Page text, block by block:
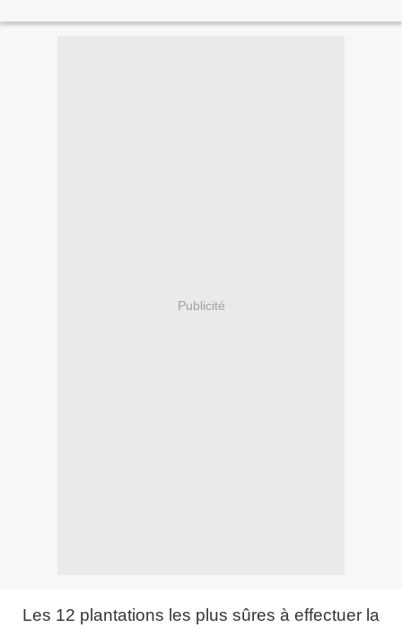
Publicité
Les 12 plantations les plus sûres à effectuer la